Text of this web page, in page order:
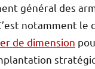
général des
notamment le
de dimension